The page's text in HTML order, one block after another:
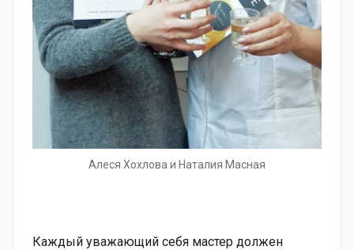
Алеся Хохлова и Наталия Масная
Каждый уважающий себя мастер должен